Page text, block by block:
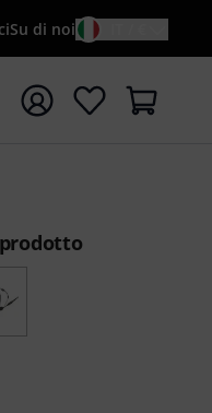
Su di noi
{searchTerm}